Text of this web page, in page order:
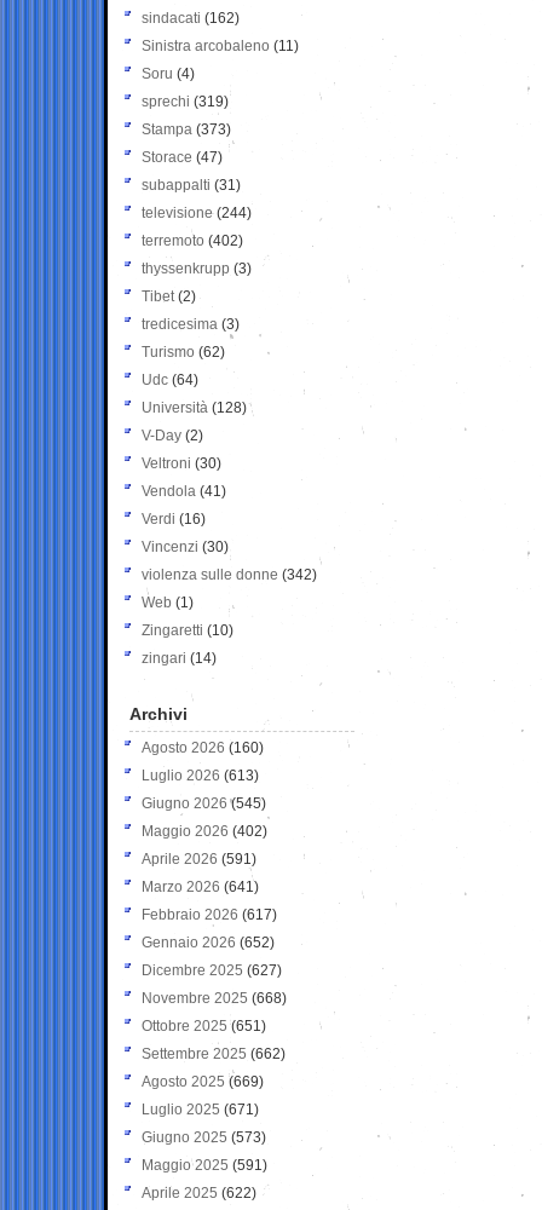
sindacati (162)
Sinistra arcobaleno (11)
Soru (4)
sprechi (319)
Stampa (373)
Storace (47)
subappalti (31)
televisione(244)
terremoto (402)
thyssenkrupp (3)
Tibet(2)
tredicesima (3)
Turismo (62)
Udc (64)
Università (128)
V-Day (2)
Veltroni (30)
Vendola (41)
Verdi (16)
Vincenzi (30)
violenza sulle donne (342)
Web (1)
Zingaretti (10)
zingari (14)
Archivi
Agosto 2026 (160)
Luglio 2026 (613)
Giugno 2026 (545)
Maggio 2026 (402)
Aprile 2026 (591)
Marzo 2026 (641)
Febbraio 2026 (617)
Gennaio 2026 (652)
Dicembre 2025 (627)
Novembre 2025 (668)
Ottobre 2025 (651)
Settembre 2025 (662)
Agosto 2025 (669)
Luglio 2025 (671)
Giugno 2025 (573)
Maggio 2025 (591)
Aprile 2025 (622)